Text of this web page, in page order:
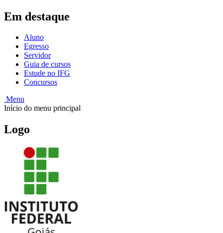
Em destaque
Aluno
Egresso
Servidor
Guia de cursos
Estude no IFG
Concursos
Menu
Início do menu principal
Logo